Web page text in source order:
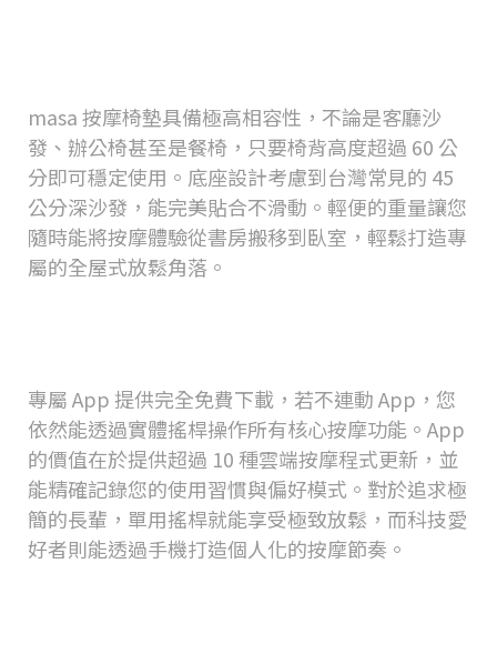
masa按摩椅墊具備極高相容性，不論是客廳沙
發、辦公椅甚至是餐椅，只要椅背高度超過 60 公
分即可穩定使用。底座設計考慮到台灣常見的 45
公分深沙發，能完美貼合不滑動。輕便的重量讓您
隨時能將按摩體驗從書房搬移到臥室，輕鬆打造專
屬的全屋式放鬆角落。
專屬App提供完全免費下載，若不連動App ，您
依然能透過實體搖桿操作所有核心按摩功能。 App
的價值在於提供超過 10種雲端按摩程式更新，並
能精確記錄您的使用習慣與偏好模式。對於追求極
簡的長輩，單用搖桿就能享受極致放鬆，而科技愛
好者則能透過手機打造個人化的按摩節奏。